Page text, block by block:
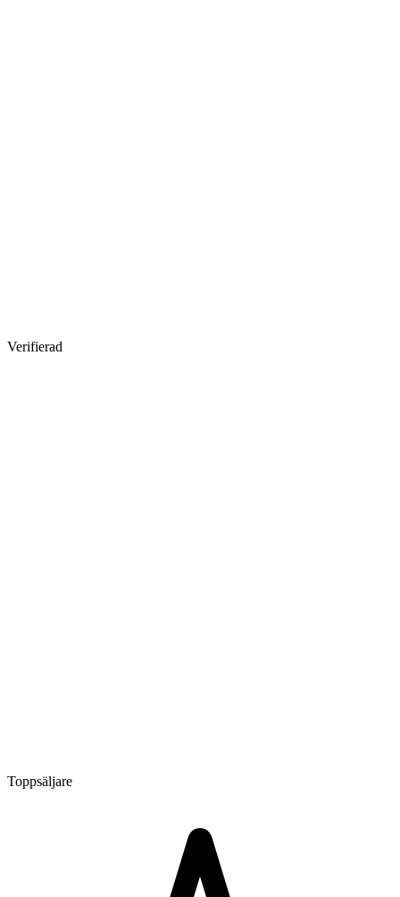
Verifierad
Toppsäljare